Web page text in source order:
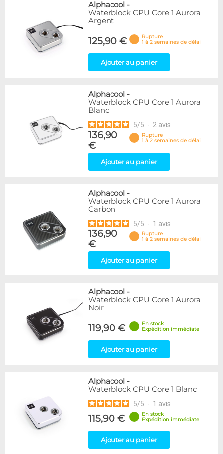
Alphacool -
Waterblock CPU Core 1 Aurora
Argent
125,90 €
Rupture
1 à 2 semaines de délai
Ajouter au panier
Alphacool -
Waterblock CPU Core 1 Aurora
Blanc
5/5 - 2 avis
136,90
€
Rupture
1 à 2 semaines de délai
Ajouter au panier
Alphacool -
Waterblock CPU Core 1 Aurora
Carbon
5/5 - 1 avis
136,90
€
Rupture
1 à 2 semaines de délai
Ajouter au panier
Alphacool -
Waterblock CPU Core 1 Aurora
Noir
119,90 €
En stock
Expédition immédiate
Ajouter au panier
Alphacool -
Waterblock CPU Core 1 Blanc
5/5 - 1 avis
115,90 €
En stock
Expédition immédiate
Ajouter au panier